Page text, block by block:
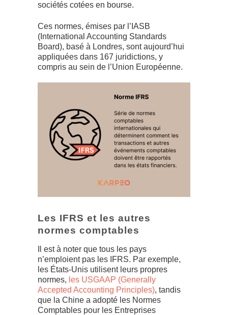
sociétés cotées en bourse.
Ces normes, émises par l’IASB
(International Accounting Standards
Board), basé à Londres, sont aujourd’hui
appliquées dans 167 juridictions, y
compris au sein de l’Union Européenne.
Les IFRS et les autres
normes comptables
Il est à noter que tous les pays
n’emploient pas les IFRS. Par exemple,
les États-Unis utilisent leurs propres
normes, les USGAAP (Generally
Accepted Accounting Principles), tandis
que la Chine a adopté les Normes
Comptables pour les Entreprises